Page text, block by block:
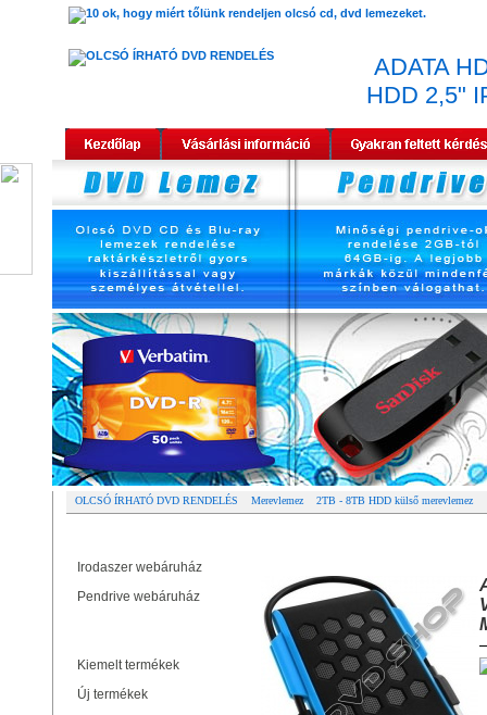
ADATA
HDD 2,5"
OLCSÓ ÍRHATÓ DVD RENDELÉS Merevlemez 2TB - 8TB HDD külső merevlemez
Irodaszer webáruház
Pendrive webáruház
Kiemelt termékek
Új termékek